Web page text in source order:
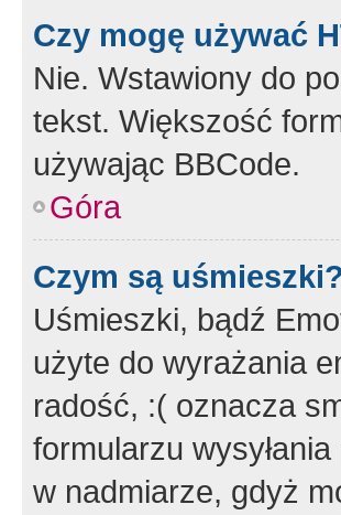
Czy mogę używać
Nie. Wstawiony do
tekst. Większość
używając BBCode.
Góra
Czym są uśmieszki?
Uśmieszki, bądź
użyte do wyrażania
radość, :( oznacza
formularzu
w nadmiarze, gdyż